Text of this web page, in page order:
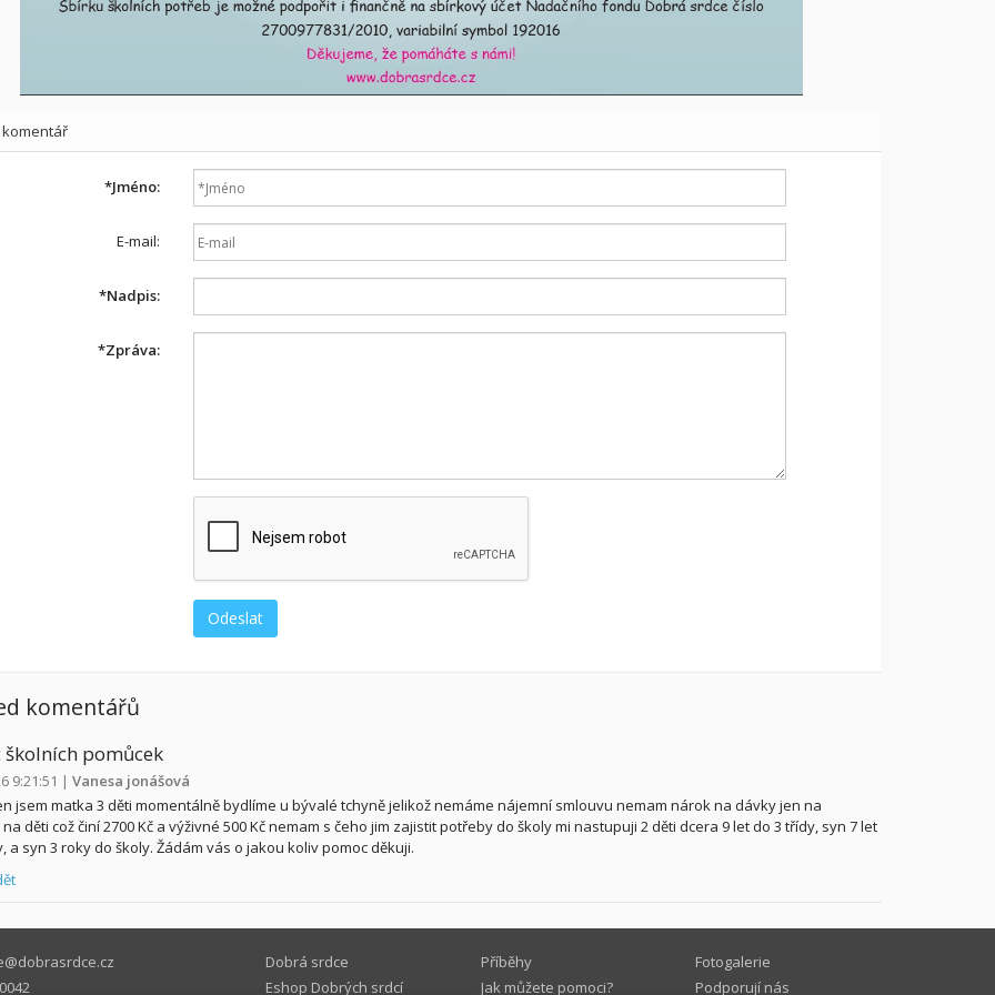
*Jméno:
E-mail:
*Nadpis:
*Zpráva:
komentářů
školních pomůcek
9:21:51 | Vanesa jonášová
jsem matka 3 děti momentálně bydlíme u bývalé tchyně jelikož nemáme nájemní smlouvu nemam nárok na dávky jen na
děti což činí 2700 Kč a výživné 500 Kč nemam s čeho jim zajistit potřeby do školy mi nastupuji 2 děti dcera 9 let do 3 třídy, syn 7 let
a syn 3 roky do školy. Žádám vás o jakou koliv pomoc děkuji.
Dobrá srdce
Eshop Dobrých srdcí
Příběhy
Jak můžete pomoci?
Fotogalerie
Podporují nás